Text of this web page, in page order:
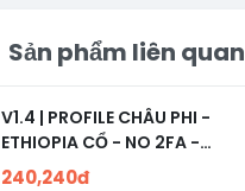
Sản phẩm liên quan
V1.4 | PROFILE CHÂU PHI -
ETHIOPIA CỔ - NO 2FA -
RANDOM BẠN BÈ
240,240đ